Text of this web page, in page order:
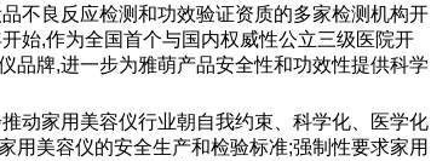
不良反应检测和功效验证资质的多家检测机构开
始,作为全国首个与国内权威性公立三级医院开
品牌,进一步为雅萌产品安全性和功效性提供科学
动家用美容仪行业朝自我约束、科学化、医学化
用美容仪的安全生产和检验标准;强制性要求家用